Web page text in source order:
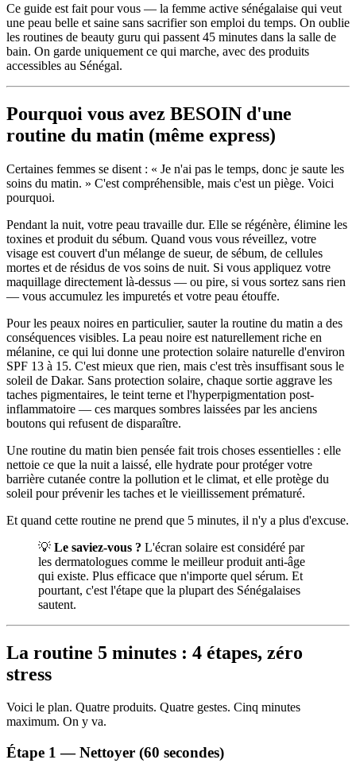
Ce guide est fait pour vous — la femme active sénégalaise qui veut
une peau belle et saine sans sacrifier son emploi du temps. On oublie
les routines de beauty guru qui passent 45 minutes dans la salle de
bain. On garde uniquement ce qui marche, avec des produits
accessibles au Sénégal.
Pourquoi vous avez BESOIN d'une
routine du matin (même express)
Certaines femmes se disent : « Je n'ai pas le temps, donc je saute les
soins du matin. » C'est compréhensible, mais c'est un piège. Voici
pourquoi.
Pendant la nuit, votre peau travaille dur. Elle se régénère, élimine les
toxines et produit du sébum. Quand vous vous réveillez, votre
visage est couvert d'un mélange de sueur, de sébum, de cellules
mortes et de résidus de vos soins de nuit. Si vous appliquez votre
maquillage directement là-dessus — ou pire, si vous sortez sans rien
— vous accumulez les impuretés et votre peau étouffe.
Pour les peaux noires en particulier, sauter la routine du matin a des
conséquences visibles. La peau noire est naturellement riche en
mélanine, ce qui lui donne une protection solaire naturelle d'environ
SPF 13 à 15. C'est mieux que rien, mais c'est très insuffisant sous le
soleil de Dakar. Sans protection solaire, chaque sortie aggrave les
taches pigmentaires, le teint terne et l'hyperpigmentation post-
inflammatoire — ces marques sombres laissées par les anciens
boutons qui refusent de disparaître.
Une routine du matin bien pensée fait trois choses essentielles : elle
nettoie ce que la nuit a laissé, elle hydrate pour protéger votre
barrière cutanée contre la pollution et le climat, et elle protège du
soleil pour prévenir les taches et le vieillissement prématuré.
Et quand cette routine ne prend que 5 minutes, il n'y a plus d'excuse.
💡 Le saviez-vous ? L'écran solaire est considéré par
les dermatologues comme le meilleur produit anti-âge
qui existe. Plus efficace que n'importe quel sérum. Et
pourtant, c'est l'étape que la plupart des Sénégalaises
sautent.
La routine 5 minutes : 4 étapes, zéro
stress
Voici le plan. Quatre produits. Quatre gestes. Cinq minutes
maximum. On y va.
Étape 1 — Nettoyer (60 secondes)